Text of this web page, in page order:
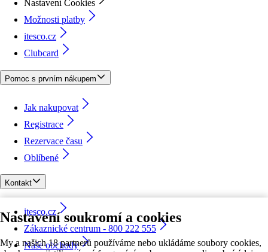
Nastavení soukromí a cookies
My a našich 18 partnerů používáme nebo ukládáme soubory cookies,
Nastavení Cookies
Možnosti platby
itesco.cz
Clubcard
Pomoc s prvním nákupem
Jak nakupovat
Registrace
Rezervace času
Oblíbené
Kontakt
itesco.cz
Zákaznické centrum - 800 222 555
Naše obchody